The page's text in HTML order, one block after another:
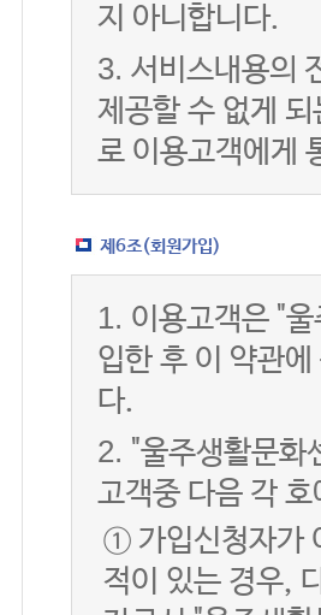
지 아니합니다.
3. 서비스내용의
제공할 수 없게
로 이용고객에게
제6조(회원가입)
1. 이용고객은 "
입한 후 이 약관
다.
2. "울주생활문화
고객중 다음 각
① 가입신청자가
적이 있는 경우,